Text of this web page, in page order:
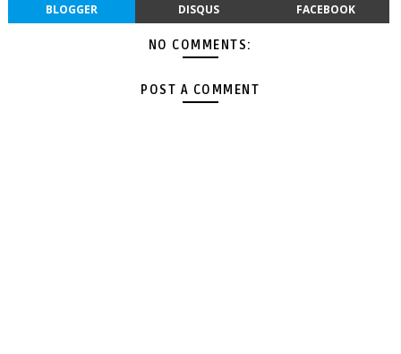
BLOGGER DISQUS FACEBOOK
NO COMMENTS:
POST A COMMENT